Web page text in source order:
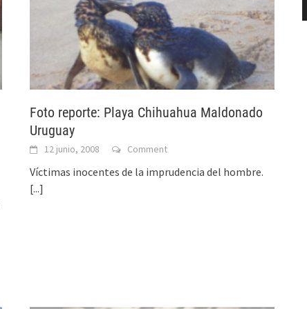
Foto reporte: Playa Chihuahua Maldonado
Uruguay
12 junio, 2008 Comment
Víctimas inocentes de la imprudencia del hombre.
[...]